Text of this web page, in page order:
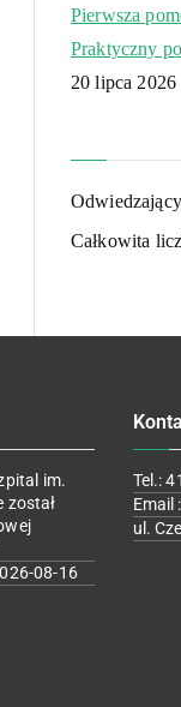
Pierwsza
Praktyczny
20 lipca 2026
Całkowita
im.
został
08-16
Tel.:
Email
ul.